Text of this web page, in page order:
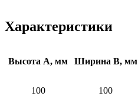
Характеристики
Высота А, мм Ширина В, мм
100 100